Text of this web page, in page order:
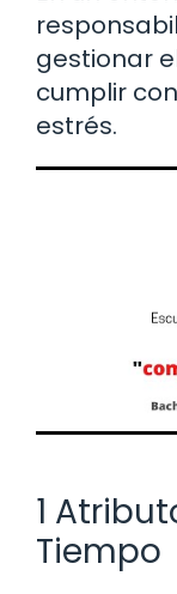
gestionar
cumplir
estrés.
1
Tiempo